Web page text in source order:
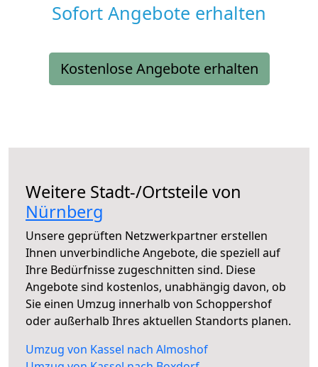
Sofort Angebote erhalten
Kostenlose Angebote erhalten
Weitere Stadt-/Ortsteile von
Nürnberg
Unsere geprüften Netzwerkpartner erstellen
Ihnen unverbindliche Angebote, die speziell auf
Ihre Bedürfnisse zugeschnitten sind. Diese
Angebote sind kostenlos, unabhängig davon, ob
Sie einen Umzug innerhalb von Schoppershof
oder außerhalb Ihres aktuellen Standorts planen.
Umzug von Kassel nach Almoshof